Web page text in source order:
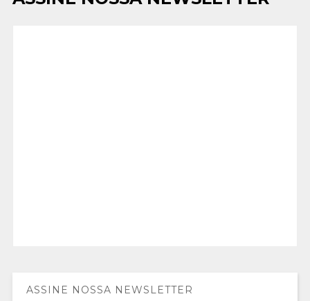
ASSINE NOSSA NEWSLETTER